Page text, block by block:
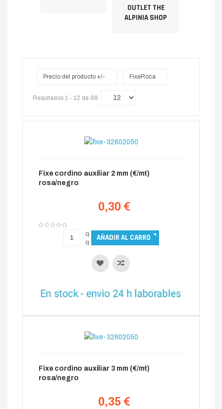
OUTLET THE
ALPINIA SHOP
Precio del producto +/- FixeRoca
Resultados 1 - 12 de 98
Fixe cordino auxiliar 2 mm (€/mt)
rosa/negro
0,30 €
Fixe cordino auxiliar 3 mm (€/mt)
rosa/negro
0,35 €